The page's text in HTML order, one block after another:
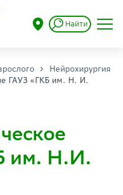
Найти
Нейрохирургия
ГАУЗ «ГКБ им. Н. И.
им. Н.И.